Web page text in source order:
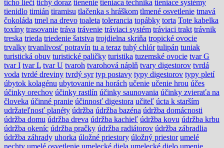
ticho lieči tichý doraz tienenie tieniaca technika tieniace systémy
tienidlo timián tiramisu tlačenka s hráškom tlmené osvetlenie tmavá
čokoláda tmel na drevo toaleta tolerancia topábky torta Tote kabelka
toxíny trasovanie tráva trávenie tráviaci systém tráviaci trakt trávnik
treska trieda triedenie šatstva trojdielna skriňa tropické ovocie
trvalky trvanlivosť potravín tu a teraz tuhý chlór tulipán tuniak
turistická obuv turistické paličky turistika tuzemské ovocie tvar G
tvar I tvar L tvar U tvaroh tvarohová náplň tvary digestorov tvrdá
voda tvrdé dreviny tvrdý syr typ postavy typy digestorov typy pletí
úbytok kolagénu ubytovanie na horách učenie učenie hrou účes
účinky orechov účinky rastlín účinky saunovania účinky zvieraťa na
človeka účinné pranie účinnosť digestora učiteľ úcta k starším
udržateľnosť planéty údržba údržba bazéna údržba domácnosti
údržba domu údržba dreva údržba kachieľ údržba kovu údržba krbu
údržba okeníc údržba pračky údržba radiátorov údržba zábradlia
údržba záhrady uhorka úložné priestory úložný priestor umelé
nechty umelé osvetlenie umelecké diela umelecké dielo umenie